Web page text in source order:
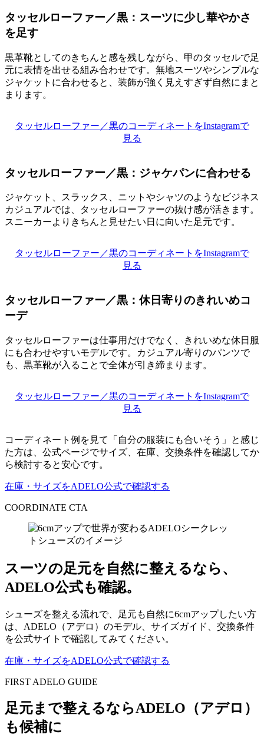
タッセルローファー／黒：スーツに少し華やかさ
を足す
黒革靴としてのきちんと感を残しながら、甲のタッセルで足
元に表情を出せる組み合わせです。無地スーツやシンプルな
ジャケットに合わせると、装飾が強く見えすぎず自然にまと
まります。
タッセルローファー／黒のコーディネートをInstagramで
見る
タッセルローファー／黒：ジャケパンに合わせる
ジャケット、スラックス、ニットやシャツのようなビジネス
カジュアルでは、タッセルローファーの抜け感が活きます。
スニーカーよりきちんと見せたい日に向いた足元です。
タッセルローファー／黒のコーディネートをInstagramで
見る
タッセルローファー／黒：休日寄りのきれいめコ
ーデ
タッセルローファーは仕事用だけでなく、きれいめな休日服
にも合わせやすいモデルです。カジュアル寄りのパンツで
も、黒革靴が入ることで全体が引き締まります。
タッセルローファー／黒のコーディネートをInstagramで
見る
コーディネート例を見て「自分の服装にも合いそう」と感じ
た方は、公式ページでサイズ、在庫、交換条件を確認してか
ら検討すると安心です。
在庫・サイズをADELO公式で確認する
COORDINATE CTA
スーツの足元を自然に整えるなら、
ADELO公式も確認。
シューズを整える流れで、足元も自然に6cmアップしたい方
は、ADELO（アデロ）のモデル、サイズガイド、交換条件
を公式サイトで確認してみてください。
在庫・サイズをADELO公式で確認する
FIRST ADELO GUIDE
足元まで整えるならADELO（アデロ）
も候補に